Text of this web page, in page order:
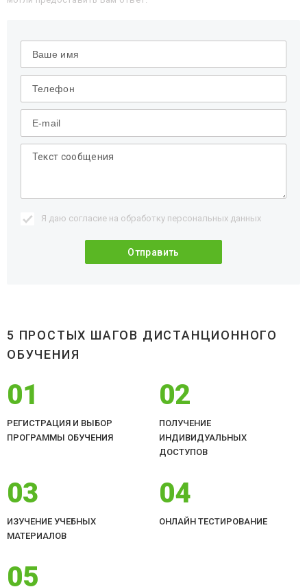
Я даю согласие на обработку персональных данных
5 ПРОСТЫХ ШАГОВ ДИСТАНЦИОННОГО
ОБУЧЕНИЯ
01
РЕГИСТРАЦИЯ И ВЫБОР
ПРОГРАММЫ ОБУЧЕНИЯ
02
ПОЛУЧЕНИЕ
ИНДИВИДУАЛЬНЫХ
ДОСТУПОВ
03
ИЗУЧЕНИЕ УЧЕБНЫХ
МАТЕРИАЛОВ
04
ОНЛАЙН ТЕСТИРОВАНИЕ
05